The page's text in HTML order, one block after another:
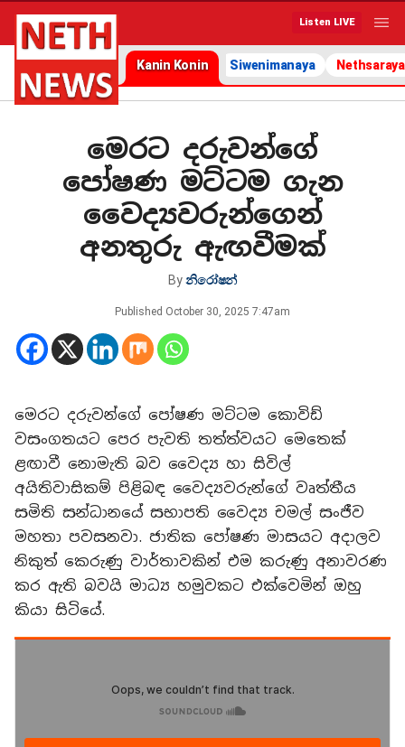
Listen LIVE
Kanin Konin Siwenimanaya Nethsaraya
මෙරට දරුවන්ගේ
පෝෂණ මට්ටම ගැන
වෛද්‍යවරුන්ගෙන්
අනතුරු ඇඟවීමක්
Byනිරෝෂන්
Published October 30, 2025 7:47am
මෙරට දරුවන්ගේ පෝෂණ මට්ටම කොවිඩ්
වසංගතයට පෙර පැවති තත්ත්වයට මෙතෙක්
ළඟාවී නොමැති බව වෛද්‍ය හා සිවිල්
අයිතිවාසිකම් පිළිබඳ වෛද්‍යවරුන්ගේ වෘත්තීය
සමිති සන්ධානයේ සභාපති වෛද්‍ය චමල් සංජීව
මහතා පවසනවා. ජාතික පෝෂණ මාසයට අදාලව
නිකුත් කෙරුණු වාර්තාවකින් එම කරුණු අනාවරණ
කර ඇති බවයි මාධ්‍ය හමුවකට එක්වෙමින් ඔහු
කියා සිටියේ.